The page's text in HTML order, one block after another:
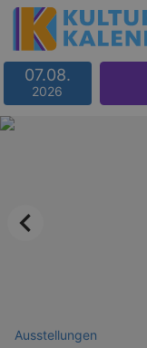
07.08.
2026
Ausstellungen